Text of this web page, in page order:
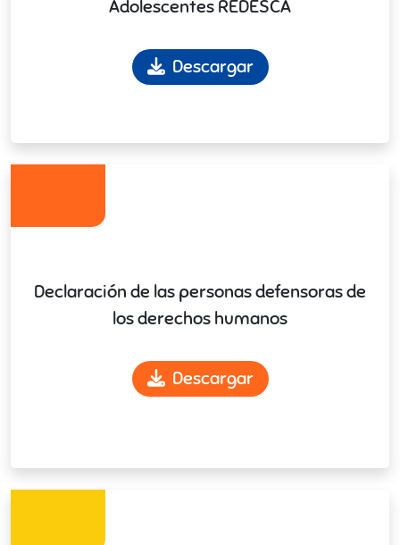
Adolescentes REDESCA
Descargar
Declaración de las personas defensoras de
los derechos humanos
Descargar